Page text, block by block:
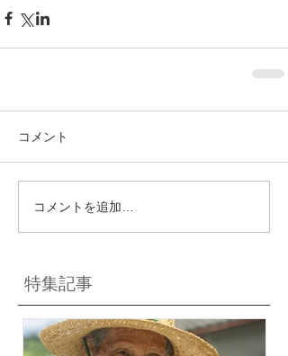
特集記事
コメント
コメントを追加…